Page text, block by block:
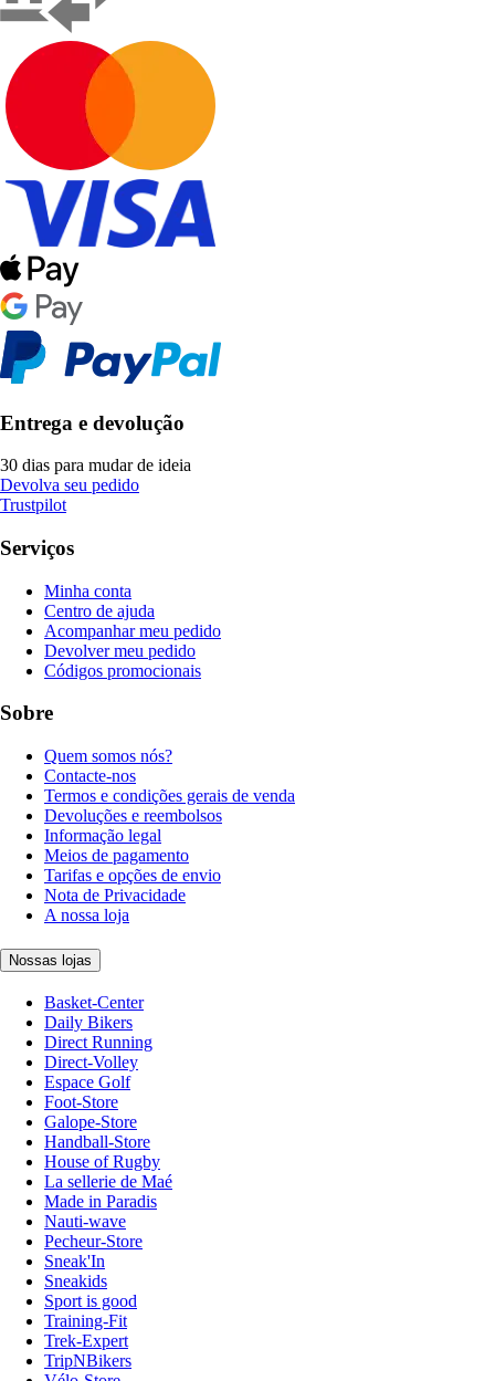
Entrega e devolução
30 dias para mudar de ideia
Devolva seu pedido
Trustpilot
Serviços
Minha conta
Centro de ajuda
Acompanhar meu pedido
Devolver meu pedido
Códigos promocionais
Sobre
Quem somos nós?
Contacte-nos
Termos e condições gerais de venda
Devoluções e reembolsos
Informação legal
Meios de pagamento
Tarifas e opções de envio
Nota de Privacidade
A nossa loja
Nossas lojas
Basket-Center
Daily Bikers
Direct Running
Direct-Volley
Espace Golf
Foot-Store
Galope-Store
Handball-Store
House of Rugby
La sellerie de Maé
Made in Paradis
Nauti-wave
Pecheur-Store
Sneak'In
Sneakids
Sport is good
Training-Fit
Trek-Expert
TripNBikers